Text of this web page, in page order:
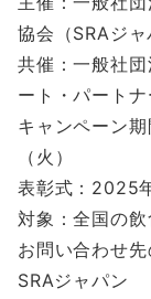
協会（SRAジャ
共催：一般社
ート・パートナ
キャンペーン
（火）
表彰式：2025
対象：全国の飲
お問い合わせ先
SRAジャパン